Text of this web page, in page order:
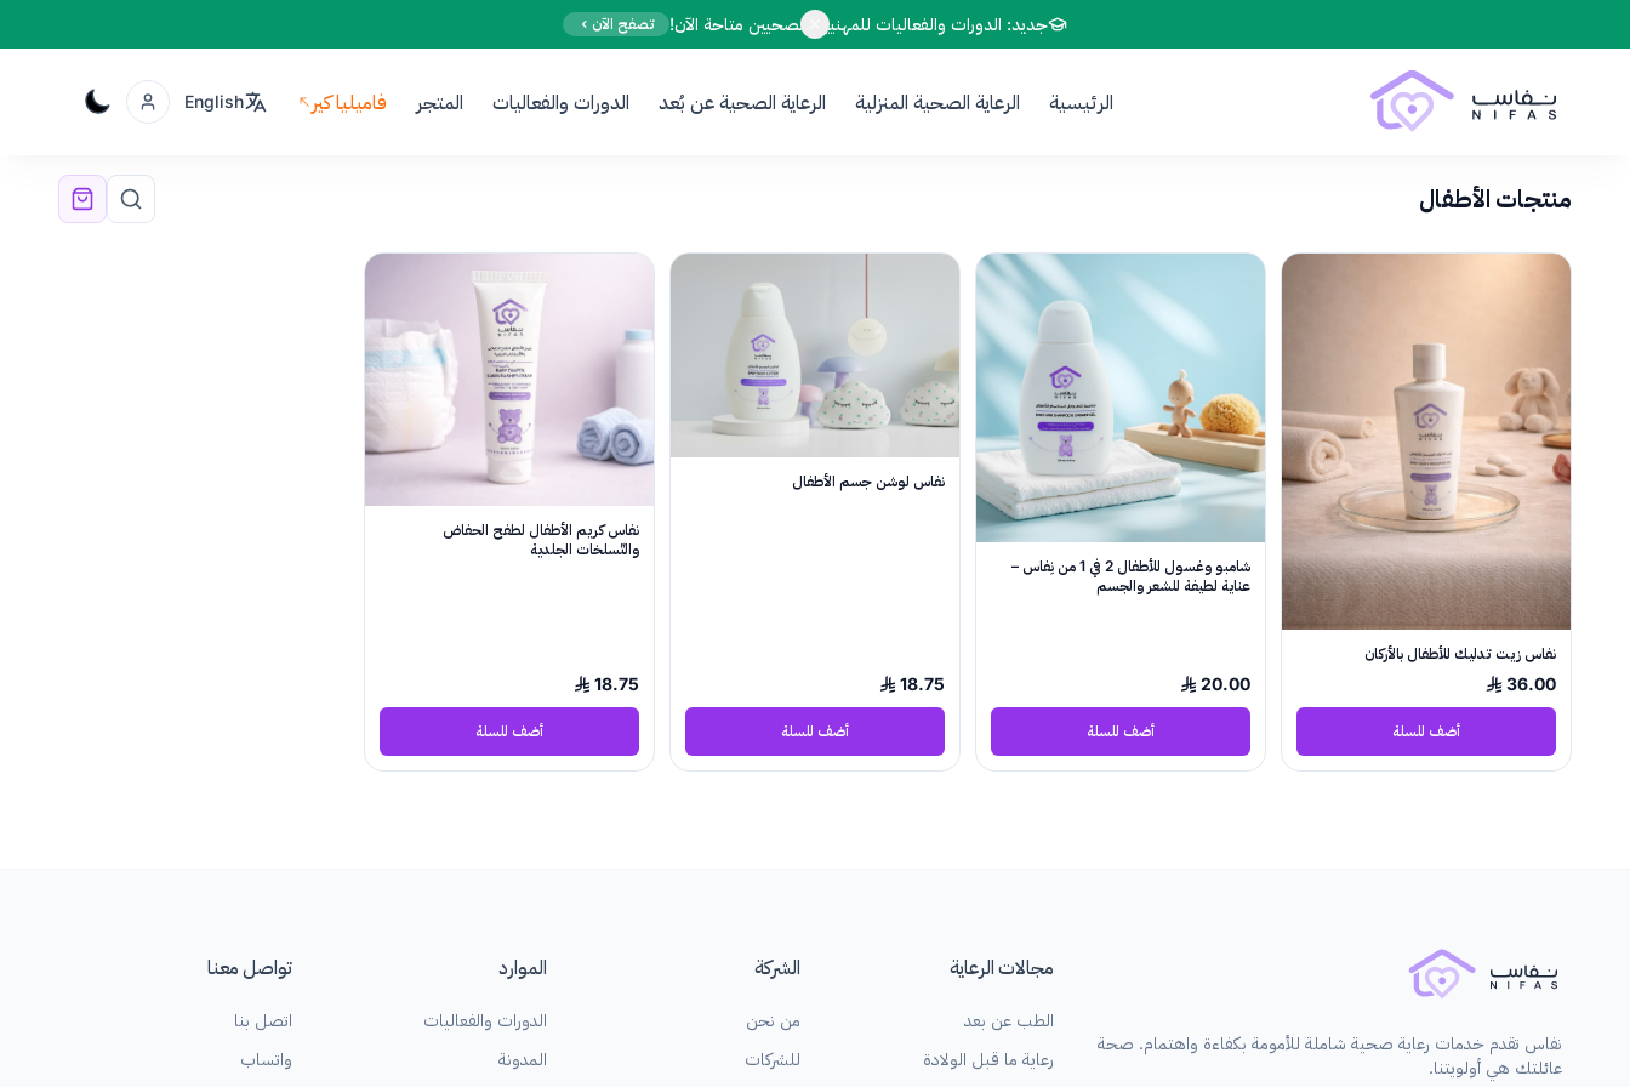
جديد: الدورات والفعاليات للمهنيين الصحيين متاحة الآن! تصفح الآن
الرئيسية الرعاية الصحية المنزلية الرعاية الصحية عن بُعد الدورات والفعاليات المتجر فاميليا كير English
منتجات الأطفال
نفاس زيت تدليك للأطفال بالأركان
36.00
أضف للسلة
شامبو وغسول للأطفال 2 في 1 من نِفاس –
عناية لطيفة للشعر والجسم
20.00
أضف للسلة
نفاس لوشن جسم الأطفال
18.75
أضف للسلة
نفاس كريم الأطفال لطفح الحفاض
والتّسلخات الجلدية
18.75
أضف للسلة
نفاس تقدم خدمات رعاية صحية شاملة للأمومة بكفاءة واهتمام. صحة
عائلتك هي أولويتنا.
مجالات الرعاية
الطب عن بعد
رعاية ما قبل الولادة
الشركة
من نحن
للشركات
الموارد
الدورات والفعاليات
المدونة
تواصل معنا
اتصل بنا
واتساب
Sign up